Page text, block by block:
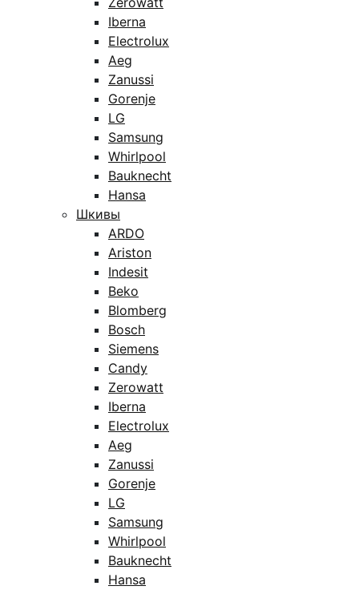
Iberna
Electrolux
Aeg
Zanussi
Gorenje
LG
Samsung
Whirlpool
Bauknecht
Hansa
Шкивы
ARDO
Ariston
Indesit
Beko
Blomberg
Bosch
Siemens
Candy
Zerowatt
Iberna
Electrolux
Aeg
Zanussi
Gorenje
LG
Samsung
Whirlpool
Bauknecht
Hansa